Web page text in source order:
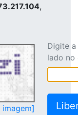
,
Digite
lado no